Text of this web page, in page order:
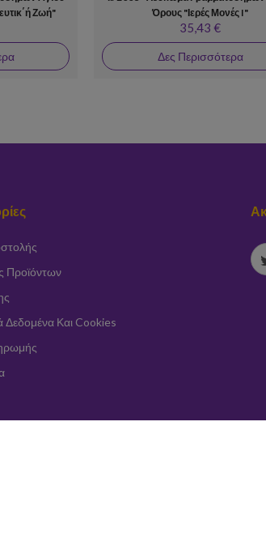
Ζωή"
Όρους "Ιερές Μονές I"
35,43 €
Δες Περισσότερα
Προϊόντων
Και Cookies